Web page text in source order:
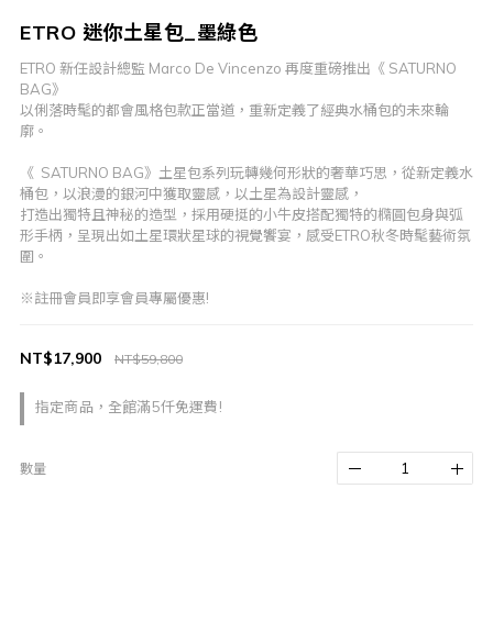
ETRO 迷你土星包_墨綠色
ETRO 新任設計總監 Marco De Vincenzo 再度重磅推出《 SATURNO
BAG》
以俐落時髦的都會風格包款正當道，重新定義了經典水桶包的未來輪
廓。
《  SATURNO BAG》土星包系列玩轉幾何形狀的奢華巧思，從新定義水
桶包，以浪漫的銀河中獲取靈感，以土星為設計靈感，
打造出獨特且神秘的造型，採用硬挺的小牛皮搭配獨特的橢圓包身與弧
形手柄，呈現出如土星環狀星球的視覺饗宴，感受ETRO秋冬時髦藝術氛
圍。
※註冊會員即享會員專屬優惠!
指定商品，全館滿5仟免運費!
NT$59,800
NT$17,900
數量